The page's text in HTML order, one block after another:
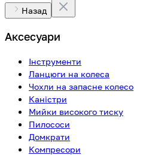
Назад
Аксесуари
Інструменти
Ланцюги на колеса
Чохли на запасне колесо
Каністри
Мийки високого тиску
Пилососи
Домкрати
Компресори